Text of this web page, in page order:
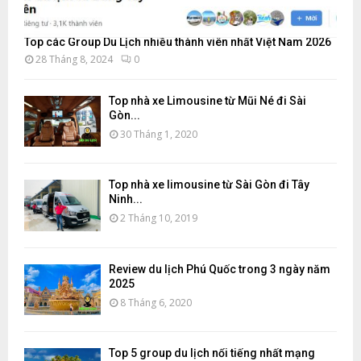
Top các Group Du Lịch nhiều thành viên nhất Việt Nam 2026
28 Tháng 8, 2024 0
Top nhà xe Limousine từ Mũi Né đi Sài
Gòn...
30 Tháng 1, 2020
Top nhà xe limousine từ Sài Gòn đi Tây
Ninh...
2 Tháng 10, 2019
Review du lịch Phú Quốc trong 3 ngày năm
2025
8 Tháng 6, 2020
Top 5 group du lịch nổi tiếng nhất mạng